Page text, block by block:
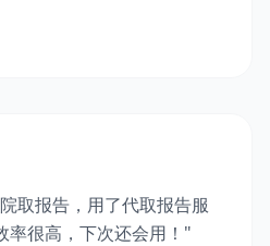
取报告，用了代取报告服
率很高，下次还会用！"